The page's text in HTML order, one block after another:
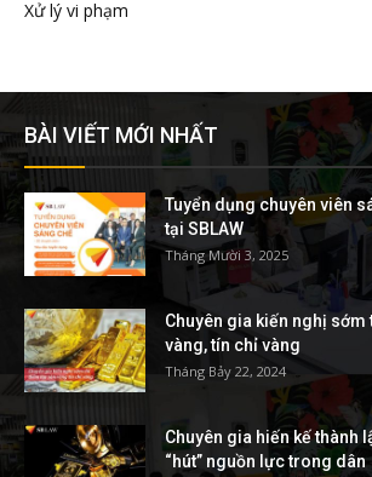
Xử lý vi phạm
BÀI VIẾT MỚI NHẤT
Tuyển dụng chuyên viên
tại SBLAW
Tháng Mười 3, 2025
Chuyên gia kiến nghị
vàng, tín chỉ vàng
Tháng Bảy 22, 2024
Chuyên gia hiến kế thành
“hút” nguồn lực trong dân